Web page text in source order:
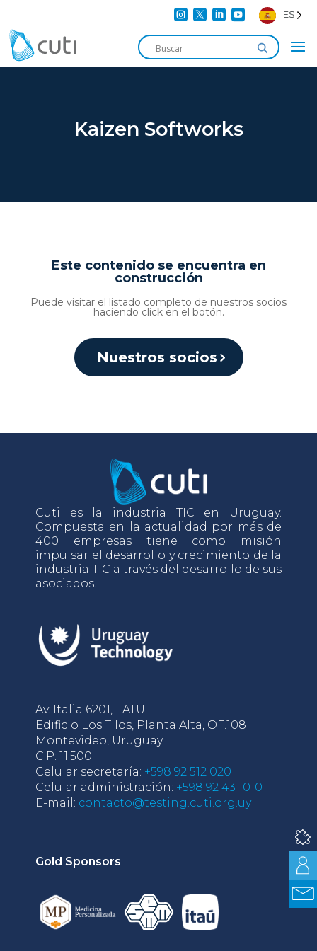
    ES
Kaizen Softworks
Este contenido se encuentra en
construcción
Puede visitar el listado completo de nuestros socios
haciendo click en el botón.
Nuestros socios
Cuti es la industria TIC en Uruguay.
Compuesta en la actualidad por más de
400 empresas tiene como misión
impulsar el desarrollo y crecimiento de la
industria TIC a través del desarrollo de sus
asociados.
Av. Italia 6201, LATU
Edificio Los Tilos, Planta Alta, OF.108
Montevideo, Uruguay
C.P: 11.500
Celular secretaría: +598 92 512 020
Celular administración: +598 92 431 010
E-mail: contacto@testing.cuti.org.uy
Gold Sponsors